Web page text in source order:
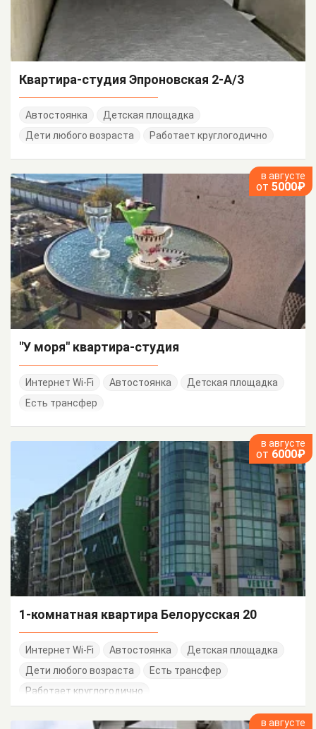
Квартира-студия Эпроновская 2-А/3
Автостоянка
Детская площадка
Дети любого возраста
Работает круглогодично
в августе
от 5000₽
"У моря" квартира-студия
Интернет Wi-Fi Автостоянка
Детская площадка
Есть трансфер
в августе
от 6000₽
1-комнатная квартира Белорусская 20
Интернет Wi-Fi Автостоянка
Детская площадка
Дети любого возраста
Есть трансфер
Работает круглогодично
в августе